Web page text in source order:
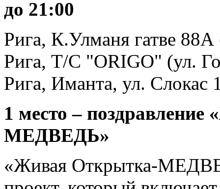
до 21:00
Рига, К.Улманя гатве
Рига, T/C "ORIGO" (ул.
Рига, Иманта, ул.
1 место –
МЕДВЕДЬ»
«Живая Открытка-